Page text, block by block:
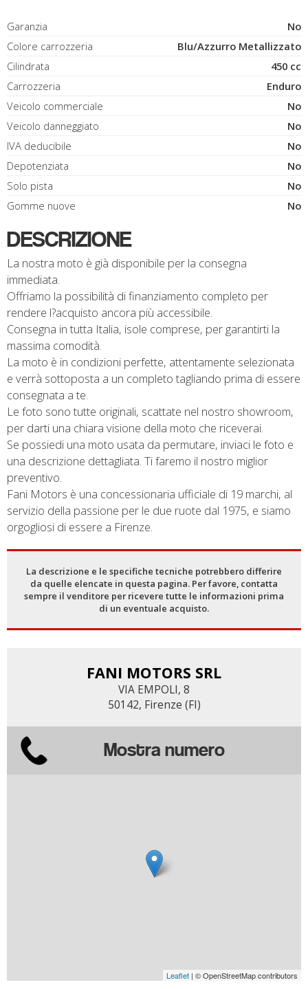
Garanzia
No
Colore carrozzeria
Blu/Azzurro Metallizzato
Cilindrata
450 cc
Carrozzeria
Enduro
Veicolo commerciale
No
Veicolo danneggiato
No
IVA deducibile
No
Depotenziata
No
Solo pista
No
Gomme nuove
No
DESCRIZIONE
La nostra moto è già disponibile per la consegna
immediata.
Offriamo la possibilità di finanziamento completo per
rendere l?acquisto ancora più accessibile.
Consegna in tutta Italia, isole comprese, per garantirti la
massima comodità.
La moto è in condizioni perfette, attentamente selezionata
e verrà sottoposta a un completo tagliando prima di essere
consegnata a te.
Le foto sono tutte originali, scattate nel nostro showroom,
per darti una chiara visione della moto che riceverai.
Se possiedi una moto usata da permutare, inviaci le foto e
una descrizione dettagliata. Ti faremo il nostro miglior
preventivo.
Fani Motors è una concessionaria ufficiale di 19 marchi, al
servizio della passione per le due ruote dal 1975, e siamo
orgogliosi di essere a Firenze.
La descrizione e le specifiche tecniche potrebbero differire
da quelle elencate in questa pagina. Per favore, contatta
sempre il venditore per ricevere tutte le informazioni prima
di un eventuale acquisto.
FANI MOTORS SRL
VIA EMPOLI, 8
50142, Firenze (FI)
Mostra numero
Leaflet | © OpenStreetMap contributors